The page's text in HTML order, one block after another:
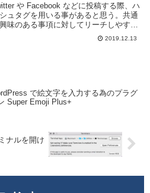
や Facebook などに投稿する際、ハ
ュタグを用いる事があると思う。共通
味のある事項に対してリーチしやすく
るため、より多くのアクセスが見込める
利なものではあるが、ハッシュタグは数
2019.12.13
で絵文字を入力する為のプラグ
Super Emoji Plus+
ナルを開け